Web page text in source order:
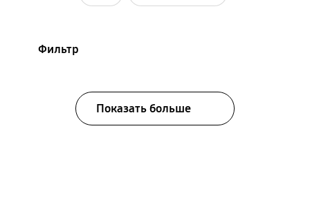
Фильтр
Показать больше